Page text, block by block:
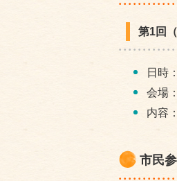
第1回（
日時
会場
内容
市民